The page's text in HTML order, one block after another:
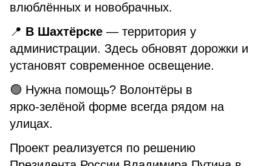
влюблённых и новобрачных.
📍 В Шахтёрске — территория у
администрации. Здесь обновят дорожки и
установят современное освещение.
🟢 Нужна помощь? Волонтёры в
ярко‑зелёной форме всегда рядом на
улицах.
Проект реализуется по решению